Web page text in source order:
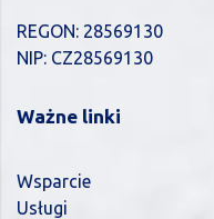
REGON: 28569130
NIP: CZ28569130
Ważne linki
Wsparcie
Usługi